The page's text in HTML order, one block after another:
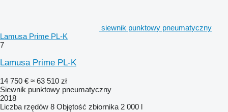
siewnik punktowy pneumatyczny
Lamusa Prime PL-K
7
Lamusa Prime PL-K
14 750 € ≈ 63 510 zł
Siewnik punktowy pneumatyczny
2018
Liczba rzędów 8 Objętość zbiornika 2 000 l